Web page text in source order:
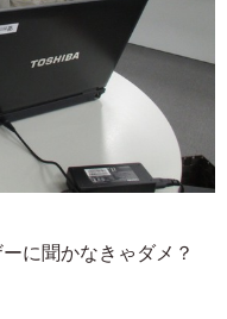
に聞かなきゃダメ？